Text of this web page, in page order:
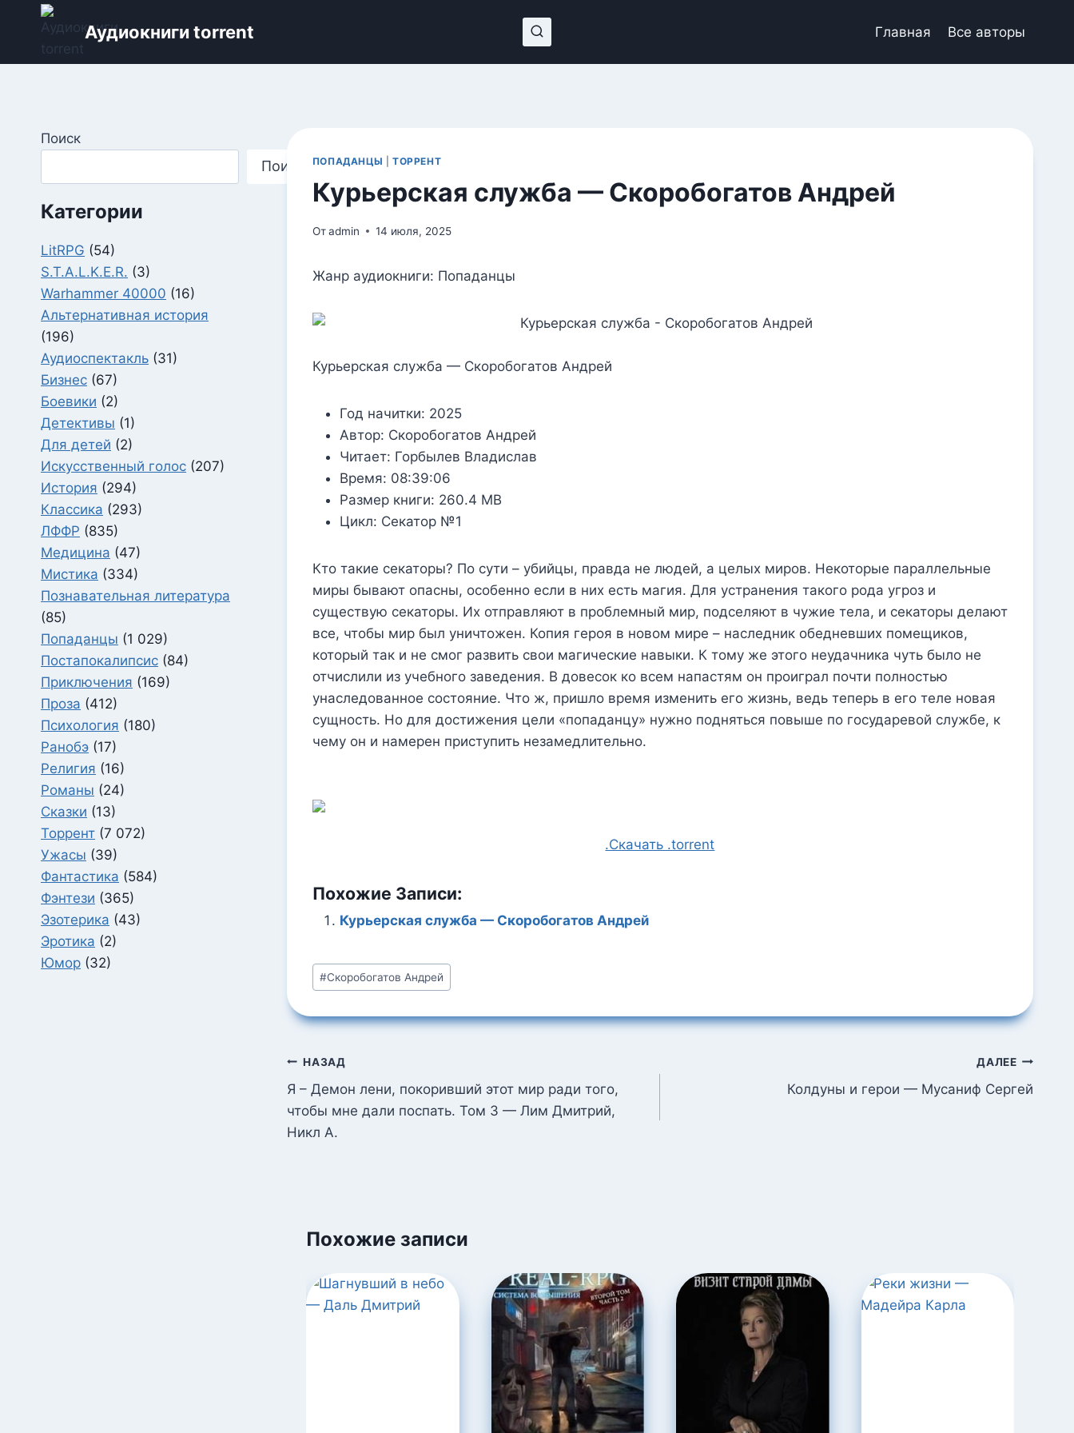
Перейти
содержимому
Аудиокниги torrent Главная Все авторы
ПОПАДАНЦЫ |ТОРРЕНТ
Курьерская служба — Скоробогатов Андрей
Отadmin 14 июля, 2025
Жанр аудиокниги: Попаданцы
Курьерская служба — Скоробогатов Андрей
Год начитки: 2025
Автор: Скоробогатов Андрей
Читает: Горбылев Владислав
Время: 08:39:06
Размер книги: 260.4 MB
Цикл: Секатор №1
Кто такие секаторы? По сути – убийцы, правда не людей, а целых миров. Некоторые параллельные
миры бывают опасны, особенно если в них есть магия. Для устранения такого рода угроз и
существую секаторы. Их отправляют в проблемный мир, подселяют в чужие тела, и секаторы делают
все, чтобы мир был уничтожен. Копия героя в новом мире – наследник обедневших помещиков,
который так и не смог развить свои магические навыки. К тому же этого неудачника чуть было не
отчислили из учебного заведения. В довесок ко всем напастям он проиграл почти полностью
унаследованное состояние. Что ж, пришло время изменить его жизнь, ведь теперь в его теле новая
сущность. Но для достижения цели «попаданцу» нужно подняться повыше по государевой службе, к
чему он и намерен приступить незамедлительно.
.Скачать .torrent
Похожие Записи:
Курьерская служба — Скоробогатов Андрей
Метки
записи:
#Скоробогатов Андрей
Навигация
по
записям
НАЗАД
Я – Демон лени, покоривший этот мир ради того,
чтобы мне дали поспать. Том 3 — Лим Дмитрий,
Никл А.
ДАЛЕЕ
Колдуны и герои — Мусаниф Сергей
Похожие записи
Поиск
Поиск
Категории
LitRPG (54)
S.T.A.L.K.E.R. (3)
Warhammer 40000 (16)
Альтернативная история
(196)
Аудиоспектакль (31)
Бизнес (67)
Боевики (2)
Детективы (1)
Для детей (2)
Искусственный голос (207)
История (294)
Классика (293)
ЛФФР (835)
Медицина (47)
Мистика (334)
Познавательная литература
(85)
Попаданцы (1 029)
Постапокалипсис (84)
Приключения (169)
Проза (412)
Психология (180)
Ранобэ (17)
Религия (16)
Романы (24)
Сказки (13)
Торрент (7 072)
Ужасы (39)
Фантастика (584)
Фэнтези (365)
Эзотерика (43)
Эротика (2)
Юмор (32)